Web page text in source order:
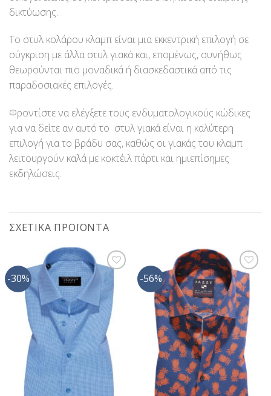
δικτύωσης.
Το στυλ κολάρου κλαμπ είναι μια εκκεντρική επιλογή σε
σύγκριση με άλλα στυλ γιακά και, επομένως, συνήθως
θεωρούνται πιο μοναδικά ή διασκεδαστικά από τις
παραδοσιακές επιλογές.
Φροντίστε να ελέγξετε τους ενδυματολογικούς κώδικες
για να δείτε αν αυτό το στυλ γιακά είναι η καλύτερη
επιλογή για το βράδυ σας, καθώς οι γιακάς του κλαμπ
λειτουργούν καλά με κοκτέιλ πάρτι και ημιεπίσημες
εκδηλώσεις.
ΣΧΕΤΙΚΆ ΠΡΟΪΌΝΤΑ
-30%
Προσθήκη
Επιθυμίας
-56%
Προσθήκη
στη Λίστα
Επιθυμίας